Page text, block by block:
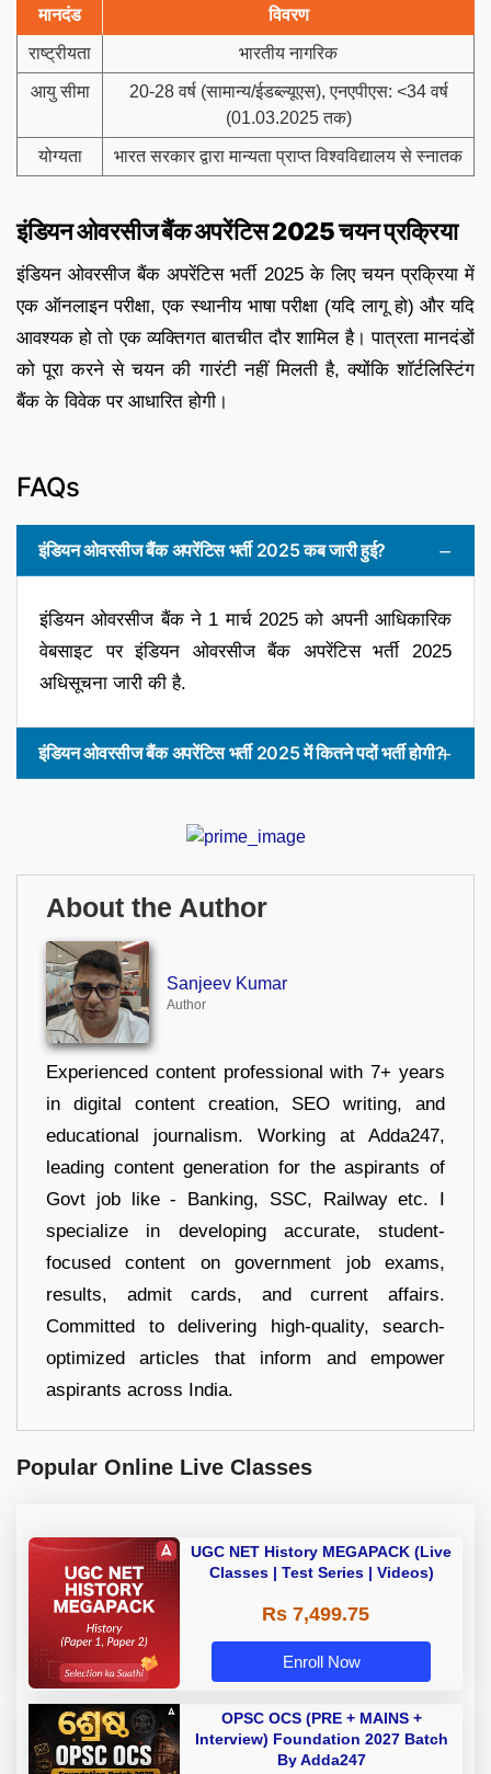
मानदंड विवरण
राष्ट्रीयता भारतीय नागरिक
आयु सीमा
20-28 वर्ष (सामान्य/ईडब्ल्यूएस), एनएपीएस: <34 वर्ष
(01.03.2025 तक)
योग्यता भारत सरकार द्वारा मान्यता प्राप्त विश्वविद्यालय से स्नातक
इंडियन ओवरसीज बैंक अपरेंटिस 2025 चयन प्रक्रिया
इंडियन ओवरसीज बैंक अपरेंटिस भर्ती 2025 के लिए चयन प्रक्रिया में
एक ऑनलाइन परीक्षा, एक स्थानीय भाषा परीक्षा (यदि लागू हो) और यदि
आवश्यक हो तो एक व्यक्तिगत बातचीत दौर शामिल है। पात्रता मानदंडों
को पूरा करने से चयन की गारंटी नहीं मिलती है, क्योंकि शॉर्टलिस्टिंग
बैंक के विवेक पर आधारित होगी।
FAQs
इंडियन ओवरसीज बैंक अपरेंटिस भर्ती 2025 कब जारी हुई?
इंडियन ओवरसीज बैंक ने 1 मार्च 2025 को अपनी आधिकारिक
वेबसाइट पर इंडियन ओवरसीज बैंक अपरेंटिस भर्ती 2025
अधिसूचना जारी की है.
इंडियन ओवरसीज बैंक अपरेंटिस भर्ती 2025 में कितने पदों भर्ती होगी?
About the Author
Sanjeev Kumar
Author
Experienced content professional with 7+ years
in digital content creation, SEO writing, and
educational journalism. Working at Adda247,
leading content generation for the aspirants of
Govt job like - Banking, SSC, Railway etc. I
specialize in developing accurate, student-
focused content on government job exams,
results, admit cards, and current affairs.
Committed to delivering high-quality, search-
optimized articles that inform and empower
aspirants across India.
Popular Online Live Classes
UGC NET History MEGAPACK (Live
Classes | Test Series | Videos)
Rs 7,499.75
Enroll Now
OPSC OCS (PRE + MAINS +
Interview) Foundation 2027 Batch
By Adda247